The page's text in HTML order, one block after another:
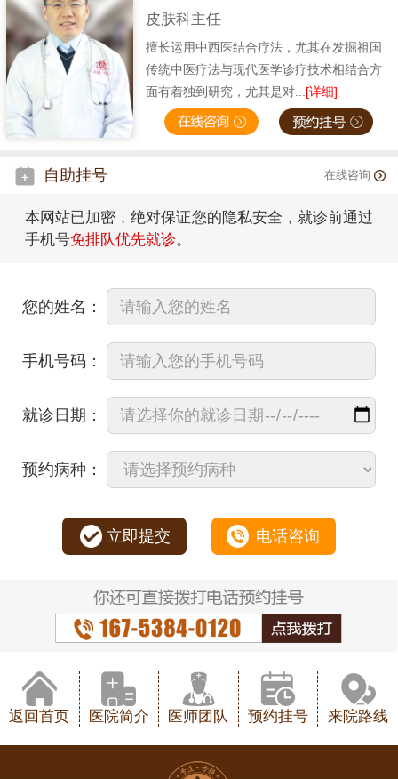
皮肤科主任
擅长运用中西医结合疗法，尤其在发掘祖国
传统中医疗法与现代医学诊疗技术相结合方
面有着独到研究，尤其是对...[详细]
自助挂号 在线咨询
本网站已加密，绝对保证您的隐私安全，就诊前通过
手机号免排队优先就诊。
您的姓名：
手机号码：
就诊日期：
预约病种：
立即提交 电话咨询
返回首页 医院简介 医师团队 预约挂号 来院路线